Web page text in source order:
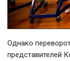
Однако
представителей